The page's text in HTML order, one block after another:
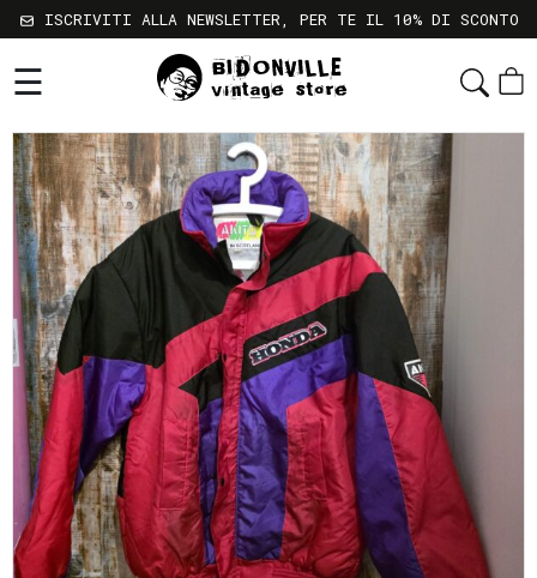
Shop
Chi
Siamo
Sostenibilità
Servizi
Contatti
Gift
Card
Newsletter
Termini
e
Condizioni
Spedizioni
e
resi
ISCRIVITI ALLA NEWSLETTER, PER TE IL 10% DI SCONTO
☰